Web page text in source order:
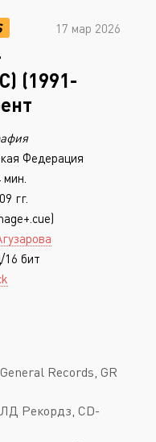
17 мар 2026
(1991-
Федерация
гг.
16 бит
Records, GR
ЛД Рекордз, CD-